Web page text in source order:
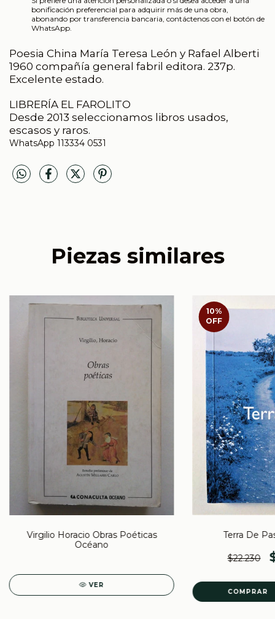
bonificación preferencial para adquirir más de una obra,
abonando por transferencia bancaria, contáctenos con el botón de
WhatsApp.
Poesia China María Teresa León y Rafael Alberti
1960 compañía general fabril editora. 237p.
Excelente estado.
LIBRERÍA EL FAROLITO
Desde 2013 seleccionamos libros usados,
escasos y raros.
WhatsApp 113334 0531
Piezas similares
Virgilio Horacio Obras Poéticas
Océano
VER
10%
OFF
Terra De
$22.230